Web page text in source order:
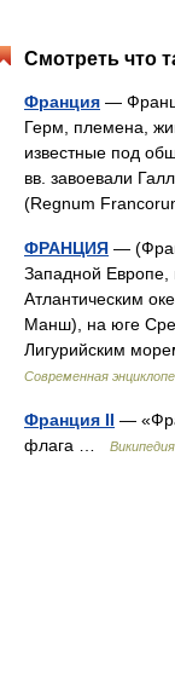
Смотреть что
Франция —
Герм, племена,
известные под
вв. завоевали
(Regnum
ФРАНЦИЯ —
Западной Европе,
Атлантическим
Манш), на юге
Лигурийским
Современная
Франция II —
флага …
Википедия